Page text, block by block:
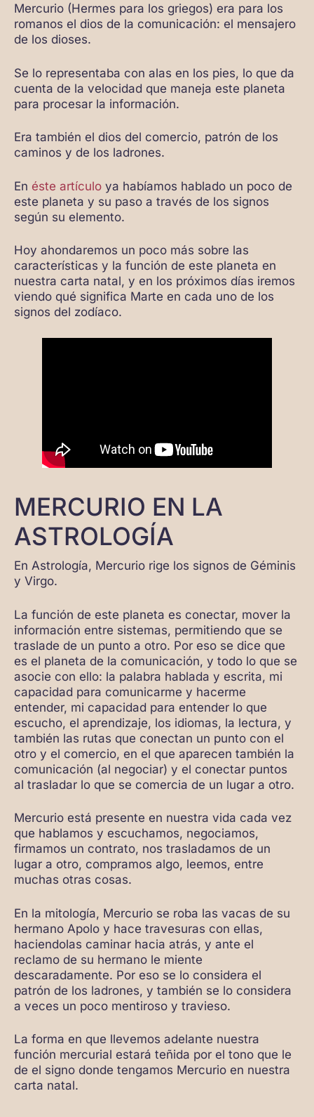
Mercurio (Hermes para los griegos) era para los
romanos el dios de la comunicación: el mensajero
de los dioses.
Se lo representaba con alas en los pies, lo que da
cuenta de la velocidad que maneja este planeta
para procesar la información.
Era también el dios del comercio, patrón de los
caminos y de los ladrones.
En éste artículo ya habíamos hablado un poco de
este planeta y su paso a través de los signos
según su elemento.
Hoy ahondaremos un poco más sobre las
características y la función de este planeta en
nuestra carta natal, y en los próximos días iremos
viendo qué significa Marte en cada uno de los
signos del zodíaco.
MERCURIO EN LA
ASTROLOGÍA
En Astrología, Mercurio rige los signos de Géminis
y Virgo.
La función de este planeta es conectar, mover la
información entre sistemas, permitiendo que se
traslade de un punto a otro. Por eso se dice que
es el planeta de la comunicación, y todo lo que se
asocie con ello: la palabra hablada y escrita, mi
capacidad para comunicarme y hacerme
entender, mi capacidad para entender lo que
escucho, el aprendizaje, los idiomas, la lectura, y
también las rutas que conectan un punto con el
otro y el comercio, en el que aparecen también la
comunicación (al negociar) y el conectar puntos
al trasladar lo que se comercia de un lugar a otro.
Mercurio está presente en nuestra vida cada vez
que hablamos y escuchamos, negociamos,
firmamos un contrato, nos trasladamos de un
lugar a otro, compramos algo, leemos, entre
muchas otras cosas.
En la mitología, Mercurio se roba las vacas de su
hermano Apolo y hace travesuras con ellas,
haciendolas caminar hacia atrás, y ante el
reclamo de su hermano le miente
descaradamente. Por eso se lo considera el
patrón de los ladrones, y también se lo considera
a veces un poco mentiroso y travieso.
La forma en que llevemos adelante nuestra
función mercurial estará teñida por el tono que le
de el signo donde tengamos Mercurio en nuestra
carta natal.